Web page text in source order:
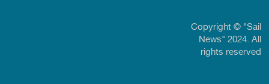
Copyright © "Sail
News" 2024. All
rights reserved